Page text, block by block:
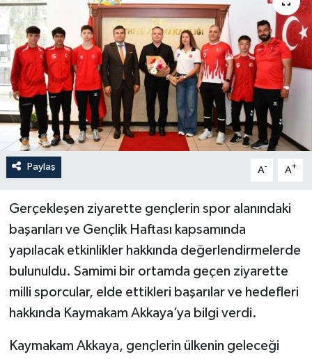
Paylaş A- A+
Gerçekleşen ziyarette gençlerin spor alanındaki
başarıları ve Gençlik Haftası kapsamında
yapılacak etkinlikler hakkında değerlendirmelerde
bulunuldu. Samimi bir ortamda geçen ziyarette
milli sporcular, elde ettikleri başarılar ve hedefleri
hakkında Kaymakam Akkaya’ya bilgi verdi.
Kaymakam Akkaya, gençlerin ülkenin geleceği